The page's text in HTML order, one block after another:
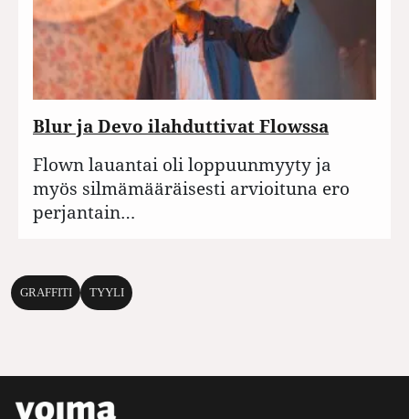
Blur ja Devo ilahduttivat Flowssa
Flown lauantai oli loppuunmyyty ja
myös silmämääräisesti arvioituna ero
perjantain…
GRAFFITI TYYLI